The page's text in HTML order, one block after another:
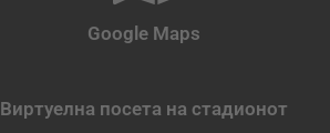
Google Maps
Виртуелна посета на стадионот